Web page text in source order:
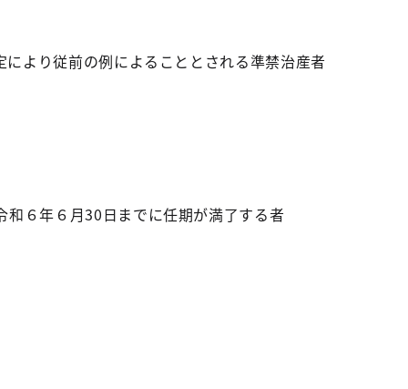
より従前の例によることとされる準禁治産者
年６月30日までに任期が満了する者